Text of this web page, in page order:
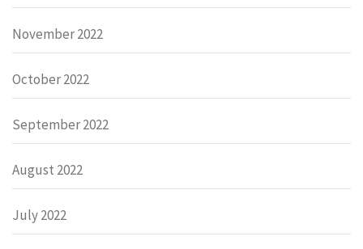
November 2022
October 2022
September 2022
August 2022
July 2022